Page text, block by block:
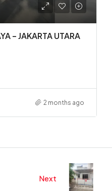
– JAKARTA UTARA
2 months ago
Next